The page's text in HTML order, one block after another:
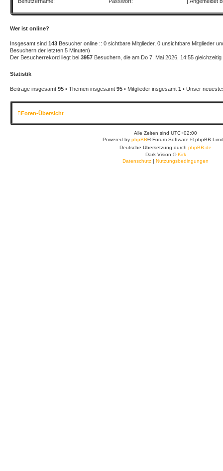
Wer ist online?
Insgesamt sind 143 Besucher online :: 0 sichtbare Mitglieder, 0 unsichtbare Mitglieder
Besuchern der letzten 5 Minuten)
Der Besucherrekord liegt bei 3957 Besuchern, die am Do 7. Mai 2026, 14:55
Statistik
Beiträge insgesamt 95 • Themen insgesamt 95 • Mitglieder insgesamt 1 • Unser
Foren-Übersicht
Alle Zeiten sind UTC+02:00
Powered by phpBB® Forum Software © phpBB
Deutsche Übersetzung durch phpBB.de
Dark Vision ©Kirk
Datenschutz | Nutzungsbedingungen